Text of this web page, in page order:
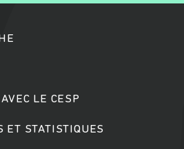
LE CESP
ET STATISTIQUES